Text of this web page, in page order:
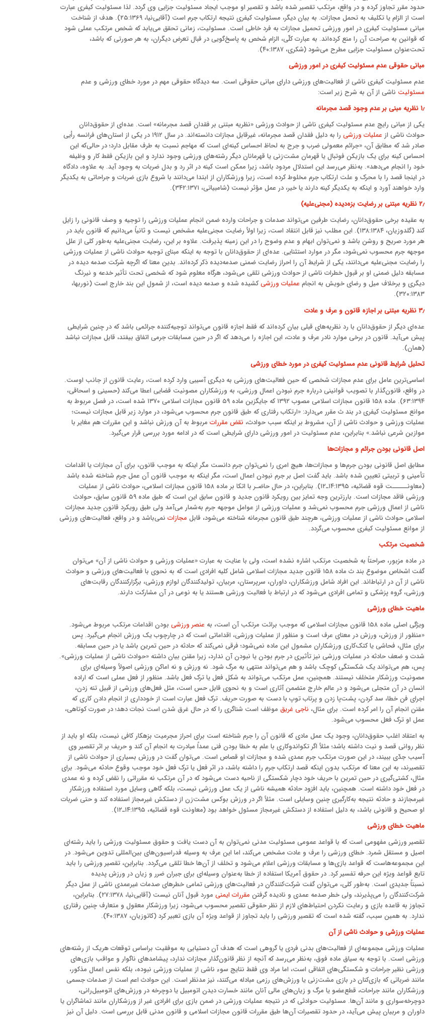
حدود مقرر تجاوز کرده و در واقع، مرتکب تقصیر شده باشد و تقصیر او موجب ایجاد مسئولیت جزایی وی گردد. لذا مسئولیت کیفری عبارت
است از الزام یا تکلیف به تحمل مجازات. به بیان دیگر، مسئولیت کیفری نتیجه ارتکاب جرم است (آقایی‌نیا، ۲۵:۱۳۶۹). هدف از شناخت
مبانی مسئولیت کیفری در امور ورزشی تحمیل مجازات به فرد خاطی است. مسئولیت، زمانی تحقق می‌یابد که شخص مرتکب عملی شود
که قوانین به صراحت آن را منع کرده‌اند. به عبارت کلّی، الزام شخص به پاسخ‌گویی در قبال تعرض دیگران، به هر صورتی که باشد،
تحت‌عنوان مسئولیت جزایی مطرح می‌شود (شکری، ۴۰:۱۳۸۷).
مبانی حقوقی عدم مسئولیت کیفری در امور ورزشی
عدم مسئولیت کیفری ناشی از فعالیت‌های ورزشی دارای مبانی حقوقی است. سه دیدگاه حقوقی مهم در مورد خطای ورزشی و عدم
مسئولیت ناشی از آن به شرح زیر است:
۱٫ نظریه مبنی بر عدم وجود قصد مجرمانه
یکی از مبانی رایج عدم مسئولیت کیفری ناشی از حوادث ورزشی «نظریه مبتنی بر فقدان قصد مجرمانه» است. عده‌ای از حقوق‌دانان
حوادث ناشی از عملیات ورزشی
را به دلیل فقدان قصد مجرمانه، غیرقابل مجازات‌ دانسته‌اند. در سال ۱۹۱۲ در یکی از استان‌های فرانسه رأیی
صادر شد که مطابق آن، «جرائم معمولی ضرب و جرح به لحاظ احساس کینه‌ای است که مهاجم نسبت به طرف مقابل دارد؛ در حالی‌که این
احساس کینه برای یک بازیکن فوتبال یا قهرمان‌ مشت‌زنی یا قهرمانان دیگر رشته‌های ورزشی وجود ندارد و این بازیکن فقط کار و وظیفه
خود را انجام می‌دهد». به‌نظر می‌رسد این استدلال مردود باشد، زیرا ممکن است کینه در اثر رد و بدل ضربات به وجود آید. به علاوه، دادگاه
در اینجا قصد را با محرک و علت ارتکاب جرم مخلوط کرده است، زیرا ورزشکاران از ابتدا می‌دانند با شروع بازی ضربات و جراحاتی به یکدیگر
وارد خواهند آورد و اینکه به یکدیگر کینه دارند یا خیر، در عمل مؤثر نیست (شامبیاتی، ۳۴۲:۱۳۷۱).
۲٫ نظریه مبتنی بر رضایت بزه
دیده (مجنیعلیه)
به عقیده برخی حقوق‌دانان، رضایت طرفین می‌تواند صدمات و جراحات وارده ضمن انجام عملیات ورزشی را توجیه و وصف قانونی را زایل
کند (گلدوزیان، ۱۳۸:۱۳۸۴). این مطلب نیز قابل انتقاد است، زیرا اولاً رضایت مجنی‌علیه مشخص نیست و ثانیاً می‌دانیم که قانون باید در
هر مورد صریح و روشن باشد و نمی‌توان ابهام و عدم وضوح را در این زمینه پذیرفت. علاوه بر این، رضایت مجنی‌علیه به‌طور کلی از علل
موجهه جرم محسوب نمی‌شود، مگر در موارد استثنایی. عده‌ای از حقوق‌دانان با توجه به اینکه مبنای توجیه حوادث ناشی از عملیات ورزشی
را رضایت مجنی‌علیه می‌دانند، یکی از شرایط آن را احراز رضایت ضمنی صدمه‌دیده ذکر کرده‌اند. بدین معنا که اگرچه شرکت صدمه دیده در
مسابقه دلیل ضمنی او بر قبول خطرات ناشی از حوادث ورزشی تلقی می‌شود، هرگاه معلوم شود که شخصی تحت ‌تأثیر خدعه و نیرنگ
دیگری و برخلاف میل و رضای خویش به انجام عملیات ورزشیکشیده شده و صدمه دیده است، از شمول این بند خارج است (نوربها،
۳۲۰:۱۳۸۳).
۳٫ نظریه مبتنی بر اجازه قانون و عرف و عادت
عده‌ای دیگر از حقوق‌دانان با رد نظریه‌های قبلی بیان کرده‌اند که فقط اجازه قانون می‌تواند توجیه‌کننده جرائمی باشد که در چنین شرایطی
پیش می‌آید. قانون در برخی موارد نادر عرف و عادت، این اجازه را می‌دهد که اگر در حین مسابقات جرمی اتفاق بیفتد، قابل مجازات نباشد
(همان).
تحلیل شرایط قانونی عدم مسئولیت کیفری در مورد خطای ورزشی
اساسی‌ترین عامل برای عدم مجازات شخصی که حین فعالیت‌های ورزشی به دیگری آسیبی وارد کرده است، رعایت قانون از جانب اوست.
در واقع، قانون‌گذار با تصویب قوانینی درباره جرم نبودن اعمال ورزشی، به ورزشکاران مصونیت قضایی اعطا می‌کند (حسینی و اسحاقی،
۶۳:۱۳۹۴). ماده ۱۵۸ قانون مجازات اسلامی مصوب ۱۳۹۲ که جایگزین ماده ۵۹ قانون مجازات اسلامی ۱۳۷۰ شده است، در فصل مربوط به
موانع مسئولیت کیفری در بند ث مقرر می‌دارد: «ارتکاب رفتاری که طبق قانون جرم محسوب می‌شود، در موارد زیر قابل مجازات نیست؛
عملیات ورزشی و حوادث ناشی از آن، مشروط بر اینکه سبب حوادث، نقض مقررات مربوط به آن ورزش نباشد و این مقررات هم مغایر با
موازین شرعی نباشد.» بنابراین، عدم مسئولیت در امور ورزشی دارای شرایطی است که در ادامه مورد بررسی قرار می‌گیرد.
اصل قانونی بودن جرائم و مجازاتها
مطابق اصل قانونی بودن جرم‌ها و مجازات‌ها، هیچ امری را نمی‌توان جرم دانست مگر اینکه به موجب قانون، برای آن مجازات یا اقدامات
تأمینی و تربیتی تعیین شده باشد. باید گفت اصل بر جرم نبودن اعمال است، مگر اینکه به موجب قانون آن عمل جرم شناخته شده باشد
(معاونــــــت قوه قضائیه، ۱۴:۱۳۹۵ـ۱۲). بنابراین، در حال حاضـر با اتکا بر ماده ۱۵۸ قانون مجازات اسلامی، حوادث ناشی از عملیات
ورزشی فاقد مجازات است. بارزترین وجه تمایز بین رویکرد قانون جدید و قانون سابق این است که طبق ماده ۵۹ قانون سابق، حوادث
ناشی از اعمال ورزشی جرم محسوب نمی‌شد و عملیات ورزشی از عوامل موجهه جرم به‌شمار می‌آمد ولی طبق رویکرد قانون جدید مجازات
اسلامی حوادث ناشی از عملیات ورزشی، هرچند طبق قانون مجرمانه شناخته می‌شود، قابل مجازات نمی‌باشد و در واقع، فعالیت‌های ورزشی
از موانع مسئولیت کیفری محسوب می‌گردد.
شخصیت مرتکب
در ماده مزبور، صراحتاً به شخصیت مرتکب اشاره نشده است، ولی با عنایت به عبارت «عملیات ورزشی و حوادث ناشی از آن» می‌توان
گفت اشخاص موضوع بند ث ماده ۱۵۸ قانون جدید مجازات اسلامی شامل کلیه افرادی است که به نحوی با فعالیت‌های ورزشی و حوادث
ناشی از آن در ارتباط‌اند. این افراد شامل ورزشکاران، داوران، سرپرستان، مربیان، تولیدکنندگان لوازم ورزشی، برگزارکنندگان رقابت‌های
ورزشی، گروه پزشکی و تمامی افرادی می‌شود که در ارتباط با فعالیت ورزشی هستند یا به نوعی در آن مشارکت دارند.
ماهیت خطای ورزشی
ویژگی اصلی ماده ۱۵۸ قانون مجازات اسلامی که موجب برائت مرتکب آن است، به
عنصر ورزشی بودن اقدامات مرتکب مربوط می‌شود.
«منظور از ورزش، ورزش در معنای عرف است و منظور از عملیات ورزشی، اقداماتی است که در چارچوب یک ورزش انجام می‌گیرد. پس
برای مثال، فحاشی یا کتک‌کاری ورزشکاران مشمول این ماده نمی‌شود؛ فرقی نمی‌کند که حادثه در حین تمرین باشد یا در حین مسابقه.
شدت و ضعف حادثه در عملیات ورزشی نیز تأثیری در جرم بودن یا نبودن آن ندارد، زیرا مقنن بیان داشته «حوادث ناشی از عملیات ورزشی».
پس، هم می‌تواند یک شکستگی کوچک باشد و هم می‌تواند منتهی به مرگ شود. نه ورزش و نه اماکن ورزشی اصولاً وسیله‌ای برای
مصونیت ورزشکار متخلف نیستند. همچنین، عمل مرتکب می‌تواند به شکل فعل یا ترک فعل باشد. منظور از فعل عملی است که اراده
انسان در آن متجلی می‌شود و در عالم خارج متضمن آثاری است و به نحوی قابل حس است، مثل فعل‌های ورزشی از قبیل تنه‌ زدن،
اجرای فن خطا، سد کردن، پشت‌پا زدن و پرتاب توپ با دست به صورت حریف. ترک فعل عبارت است از خودداری از انجام دادن کاری که
مقنن انجام آن را امر کرده است. برای مثال، ناجی غریق موظف است شناگری را که در حال غرق شدن است نجات دهد؛ در صورت کوتاهی،
عمل او ترک فعل محسوب می‌شود.
به اعتقاد اغلب حقوق‌دانان، وجود یک عمل مادی که قانون آن را جرم شناخته است برای احراز مجرمیت بزهکار کافی نیست، بلکه او باید از
نظر روانی قصد و نیت داشته باشد؛ مثلاً اگر تکواندوکاری با علم به خطا بودن فنی عمداً مبادرت به انجام آن کند و حریف بر اثر تقصیر وی
آسیب جدّی ببیند، در این صورت مرتکب جرم عمدی شده و مجازات او قصاص است. می‌توان گفت در ورزش بسیاری از حوادث ناشی از
تقصیرند، به این معنا که مرتکب بدون اینکه قصد ارتکاب جرم را داشته باشد، در اثر فعل یا ترک فعل خود موجب وقوع حادثه می‌شود. برای
مثال، کشتی‌گیری در حین تمرین با حریف خود دچار شکستگی از ناحیه دست می‌شود که در آن مرتکب نه مقرراتی را نقض کرده و نه عمدی
در فعل خود داشته است. همچنین، باید افزود حادثه همیشه ناشی از یک عمل ورزشی نیست، بلکه گاهی وسایل مورد استفاده ورزشکار
غیرمجازند و حادثه نتیجه به‌کارگیری چنین وسایلی است. مثلاً اگر در ورزش بوکس مشت‌زن از دستکش غیرمجاز استفاده کند و حتی ضربات
او صحیح و قانونی باشد، به دلیل استفاده از دستکش غیرمجاز مسئول خواهد بود (معاونت قوه قضائیه، ۱۴:۱۳۹۵ـ۱۲).
ماهیت خطای ورزشی
تقصیر ورزشی مفهومی است که با قواعد عمومی مسئولیت مدنی نمی‌توان به آن دست ‌یافت و حقوق مسئولیت ورزشی را باید رشته‌ای
اصیل و مستقل شمرد. خطای ورزشی را عرف و عادت مشخص می‌کند، اما این عرف به وسیله فدراسیون‌های بین‌المللی تدوین می‌شود. در
این مجموعه‌هاست که قواعد بازی‌ها و مسابقات ورزشی اعلام می‌شود و تخلف از آن‌ها خطا تلقی می‌گردد. بنابراین، تقصیر ورزشی را باید
تابع قواعد ویژه این حرفه تفسیر کرد. در حقوق آمریکا استفاده از خطا به‌عنوان وسیله‌ای برای جبران ضرر و زیان در ورزش پدیده
نسبتاً‌ جدیدی است. به‌طور کلی، می‌توان گفت شرکت‌کنندگان در فعالیت‌های ورزشی تمامی خطرهای صدمات غیرعمدی ناشی از عمل دیگر
شرکت‌کنندگان را می‌پذیرند، ولی خطر صدمه عمدی و نادیده گرفتن مقررات ایمنی
مورد قبول آنان نیست (آقایی‌نیا، ۲۷:۱۳۷۸). بنابراین،
تجاوز به قاعده بازی و رعایت نکردن احتیاط‌های لازم از نظر حقوقی تقصیر محسوب می‌شود، زیرا ورزشکار معقول و متعارف چنین رفتاری
ندارد. به همین سبب، گفته شده است که تقصیر ورزشی را باید تجاوز از قواعد ویژه آن بازی تعبیر کرد (کاتوزیان، ۴۰:۱۳۸۷).
عملیات ورزشی و حوادث ناشی از آن
عملیات ورزشی مجموعه‌ای از فعالیت‌های بدنی فردی یا گروهی است که هدف آن دستیابی به موفقیت براساس توقعات هریک از رشته‌های
ورزشی است. با توجه به سیاق ماده فوق، به‌نظر می‌رسد که آنچه از نظر قانون‌گذار مجازات ندارد، پیشامدهای ناگوار و عواقب بازی‌های
ورزشی نظیر جراحات و شکستگی‌های اتفاقی است، اما مراد وی فقط نتایج سوء ناشی از عملیات ورزشی نبوده، بلکه نفس اعمال مذکور،
مانند ضرباتی که بازی‌کنان در بازی مشت‌زنی یا ورزش‌های رزمی مبادله می‌کنند، نیز مدنظر است. این حوادث اعم است از صدمات جسمی
ورزشکاران مانند جراحات، قطع‌عضو یا مرگ و زیان‌های مالی آنان مانند خسارت دیدن اتومبیل یا دوچرخه در ورزش‌های اتومبیل‌رانی،
دوچرخه‌سواری و مانند آن‌ها. مسئولیت حوادثی که در نتیجه عملیات ورزشی در ضمن بازی برای افرادی غیر از ورزشکاران مانند تماشاگران یا
داوران و مربیان پیش می‌آید، در حدود تقصیرات آن‌ها طبق مقررات قانون مجازات اسلامی و قانون مدنی قابل بررسی است. دلیل آن نیز